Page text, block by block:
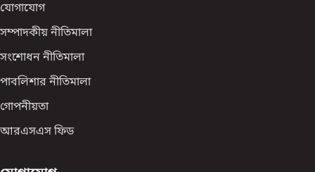
যোগাযোগ
সম্পাদকীয় নীতিমালা
সংশোধন নীতিমালা
পাবলিশার নীতিমালা
গোপনীয়তা
আরএসএস ফিড